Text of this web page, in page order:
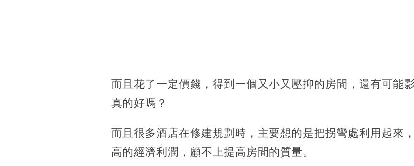
而且花了一定價錢，得到一個又小又壓抑的房間，還有可能
真的好嗎？
而且很多酒店在修建規劃時，主要想的是把拐彎處利用起來
高的經濟利潤，顧不上提高房間的質量。